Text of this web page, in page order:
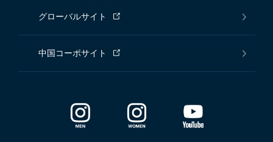
グローバルサイト
中国コーポサイト